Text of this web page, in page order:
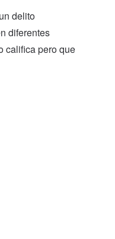
delito
diferentes
califica pero que